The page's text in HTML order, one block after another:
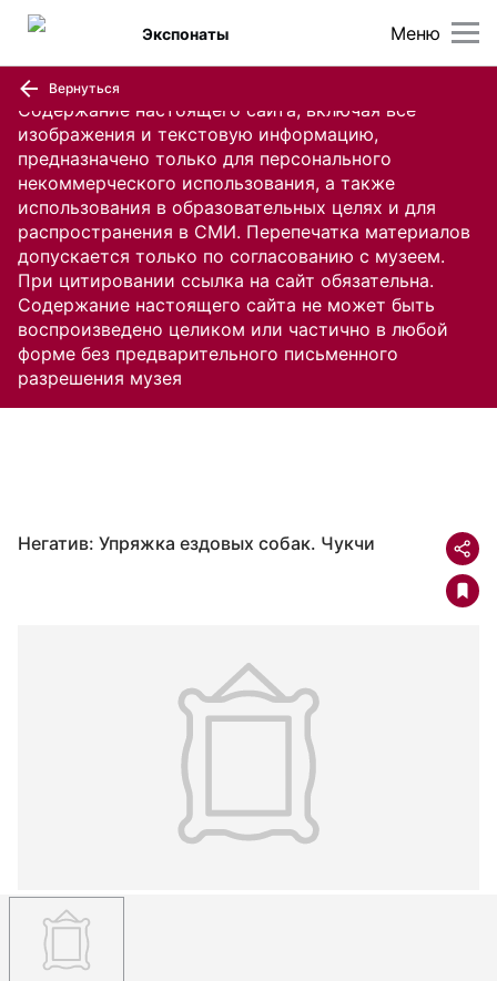
Содержание настоящего сайта, включая все
изображения и текстовую информацию,
предназначено только для персонального
некоммерческого использования, а также
использования в образовательных целях и для
распространения в СМИ. Перепечатка материалов
допускается только по согласованию с музеем.
При цитировании ссылка на сайт обязательна.
Содержание настоящего сайта не может быть
воспроизведено целиком или частично в любой
форме без предварительного письменного
разрешения музея
Меню
Экспонаты
Вернуться
Негатив: Упряжка ездовых собак. Чукчи